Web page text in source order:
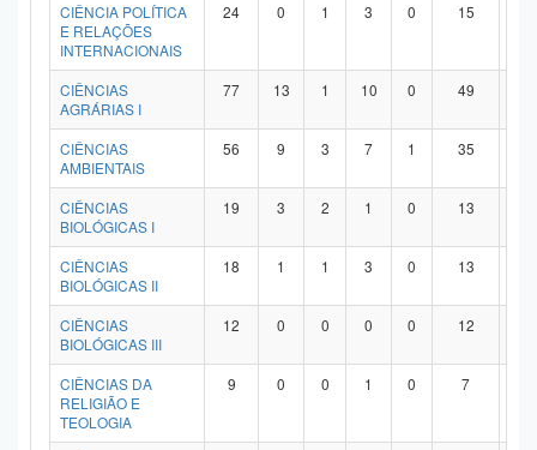
CIÊNCIA POLÍTICA
E RELAÇÕES
INTERNACIONAIS
24 0 1 3 0 15
CIÊNCIAS
AGRÁRIAS I
77 13 1 10 0 49
CIÊNCIAS
AMBIENTAIS
56 9 3 7 1 35
CIÊNCIAS
BIOLÓGICAS I
19 3 2 1 0 13
CIÊNCIAS
BIOLÓGICAS II
18 1 1 3 0 13
CIÊNCIAS
BIOLÓGICAS III
12 0 0 0 0 12
CIÊNCIAS DA
RELIGIÃO E
TEOLOGIA
9 0 0 1 0 7